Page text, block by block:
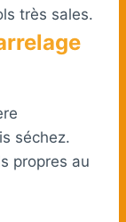
très sales.
séchez.
propres au